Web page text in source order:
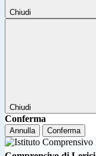
Chiudi
Chiudi
Conferma
Annulla Conferma